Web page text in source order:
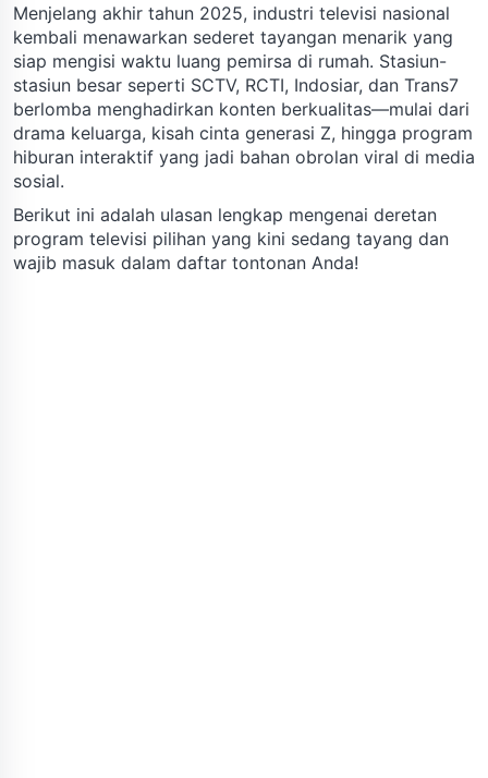
Menjelang akhir tahun 2025, industri televisi nasional
kembali menawarkan sederet tayangan menarik yang
siap mengisi waktu luang pemirsa di rumah. Stasiun-
stasiun besar seperti SCTV, RCTI, Indosiar, dan Trans7
berlomba menghadirkan konten berkualitas—mulai dari
drama keluarga, kisah cinta generasi Z, hingga program
hiburan interaktif yang jadi bahan obrolan viral di media
sosial.
Berikut ini adalah ulasan lengkap mengenai deretan
program televisi pilihan yang kini sedang tayang dan
wajib masuk dalam daftar tontonan Anda!